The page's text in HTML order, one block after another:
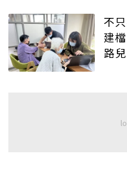
不
建
路兒